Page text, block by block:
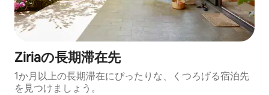
Ziriaの長期滞在先
1か月以上の長期滞在にぴったりな、くつろげる宿泊先
を見つけましょう。